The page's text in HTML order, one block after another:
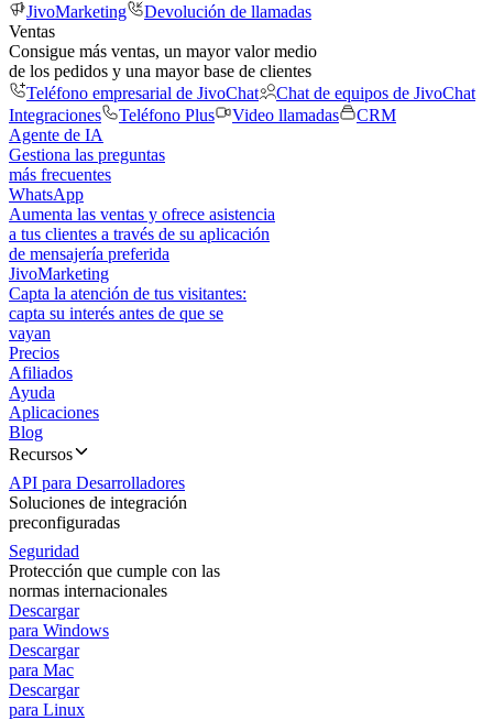
JivoMarketing
Devolución de llamadas
Ventas
Consigue más ventas, un mayor valor medio
de los pedidos y una mayor base de clientes
Teléfono empresarial de JivoChat
Chat de equipos de JivoChat
Integraciones
Teléfono Plus Video llamadas
CRM
Agente de IA
Gestiona las preguntas
más frecuentes
WhatsApp
Aumenta las ventas y ofrece asistencia
a tus clientes a través de su aplicación
de mensajería preferida
JivoMarketing
Capta la atención de tus visitantes:
capta su interés antes de que se
vayan
Precios
Afiliados
Ayuda
Aplicaciones
Blog
Recursos
API para Desarrolladores
Soluciones de integración
preconfiguradas
Seguridad
Protección que cumple con las
normas internacionales
Descargar
para Windows
Descargar
para Mac
Descargar
para Linux